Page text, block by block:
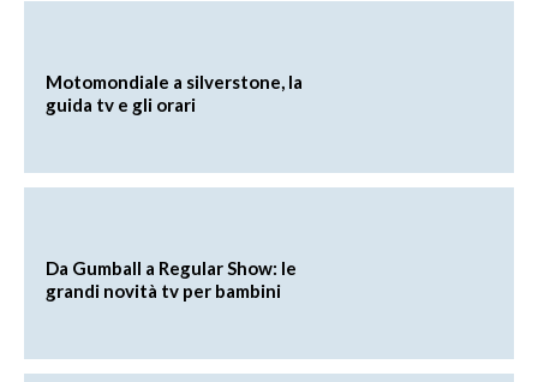
Motomondiale a silverstone, la
guida tv e gli orari
Da Gumball a Regular Show: le
grandi novità tv per bambini